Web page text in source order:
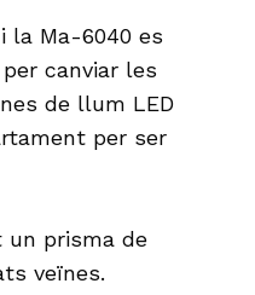
la Ma-6040 es
canviar les
de llum LED
per ser
un prisma de
veïnes.